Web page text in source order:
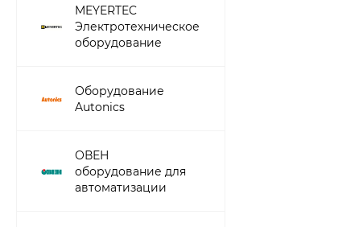
MEYERTEC
Электротехническое
оборудование
Оборудование
Autonics
ОВЕН
оборудование для
автоматизации